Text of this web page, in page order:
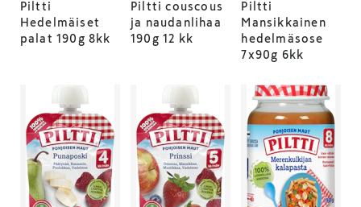
Piltti
Hedelmäiset
palat 190g 8kk
Piltti couscous
ja naudanlihaa
190g 12 kk
Piltti
Mansikkainen
hedelmäsose
7x90g 6kk